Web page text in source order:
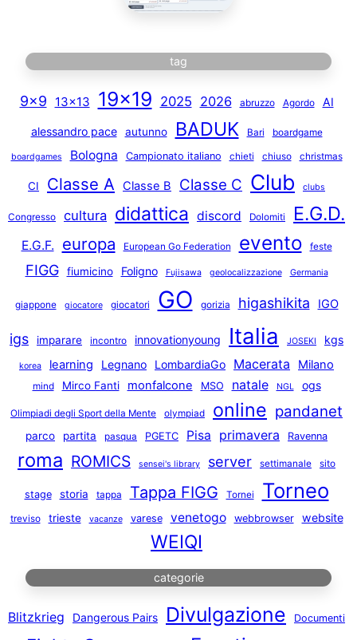
tag
9×9 13×13 19×19 2025 2026 abruzzo Agordo AI
alessandro pace autunno BADUK Bari boardgame
boardgames Bologna Campionato italiano chieti chiuso christmas
CI Classe A Classe B Classe C Club clubs
Congresso cultura didattica discord Dolomiti E.G.D.
E.G.F. europa European Go Federation evento feste
FIGG fiumicino Foligno Fujisawa geolocalizzazione Germania
giappone giocatore giocatori GO gorizia higashikita IGO
igs imparare incontro innovationyoung Italia JOSEKI kgs
korea learning Legnano LombardiaGo Macerata Milano
mind Mirco Fanti monfalcone MSO natale NGL ogs
Olimpiadi degli Sport della Mente olympiad online pandanet
parco partita pasqua PGETC Pisa primavera Ravenna
roma ROMICS sensei's library server settimanale sito
stage storia tappa Tappa FIGG Tornei Torneo
treviso trieste vacanze varese venetogo webbrowser website
WEIQI
categorie
Blitzkrieg Dangerous Pairs Divulgazione Documenti